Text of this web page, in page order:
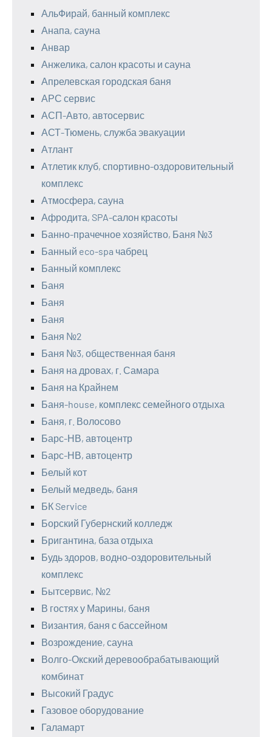
АльФирай, банный комплекс
Анапа, сауна
Анвар
Анжелика, салон красоты и сауна
Апрелевская городская баня
АРС сервис
АСП-Авто, автосервис
АСТ-Тюмень, служба эвакуации
Атлант
Атлетик клуб, спортивно-оздоровительный
комплекс
Атмосфера, сауна
Афродита, SPA-салон красоты
Банно-прачечное хозяйство, Баня №3
Банный eco-spa чабрец
Банный комплекс
Баня
Баня
Баня
Баня №2
Баня №3, общественная баня
Баня на дровах, г. Самара
Баня на Крайнем
Баня-house, комплекс семейного отдыха
Баня, г. Волосово
Барс-НВ, автоцентр
Барс-НВ, автоцентр
Белый кот
Белый медведь, баня
БК Service
Борский Губернский колледж
Бригантина, база отдыха
Будь здоров, водно-оздоровительный
комплекс
Бытсервис, №2
В гостях у Марины, баня
Византия, баня с бассейном
Возрождение, сауна
Волго-Окский деревообрабатывающий
комбинат
Высокий Градус
Газовое оборудование
Галамарт